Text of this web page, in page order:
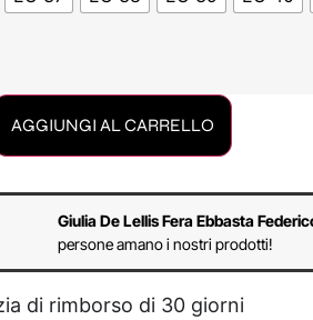
AGGIUNGI AL CARRELLO
Giulia De Lellis Fera Ebbasta
persone amano i nostri prodotti!
di rimborso di 30 giorni